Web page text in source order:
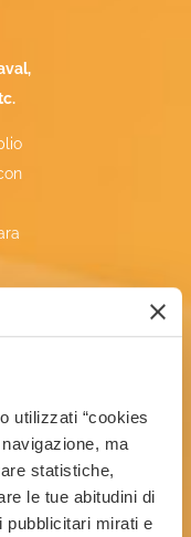
utilizzati “cookies
ma
statistiche,
le tue abitudini di
pubblicitari mirati e